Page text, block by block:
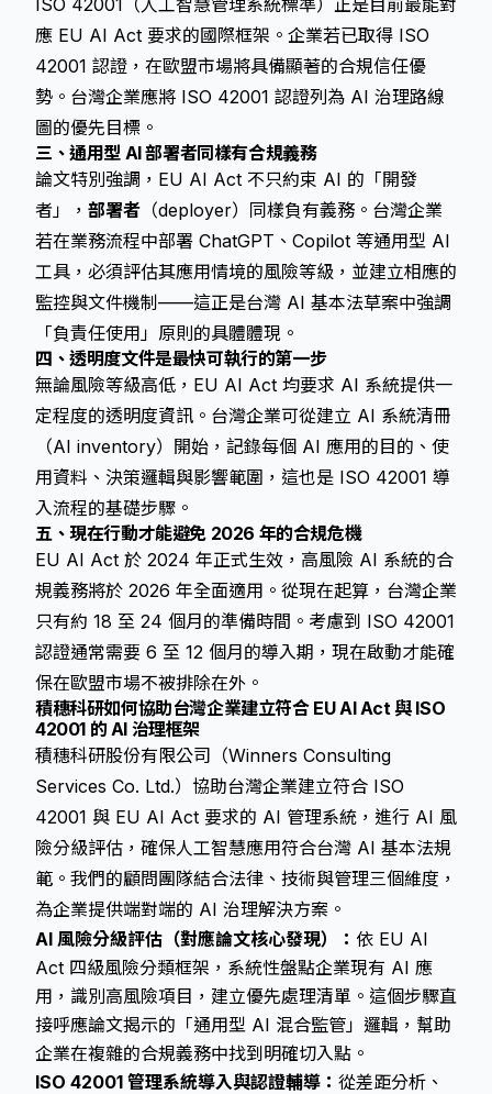
ISO 42001（人工智慧管理系統標準）正是目前最能對
應 EU AI Act 要求的國際框架。企業若已取得 ISO
42001 認證，在歐盟市場將具備顯著的合規信任優
勢。台灣企業應將 ISO 42001 認證列為 AI 治理路線
圖的優先目標。
三、通用型 AI 部署者同樣有合規義務
論文特別強調，EU AI Act 不只約束 AI 的「開發
者」， 部署者 （deployer）同樣負有義務。台灣企業
若在業務流程中部署 ChatGPT、Copilot 等通用型 AI
工具，必須評估其應用情境的風險等級，並建立相應的
監控與文件機制——這正是台灣 AI 基本法草案中強調
「負責任使用」原則的具體體現。
四、透明度文件是最快可執行的第一步
無論風險等級高低，EU AI Act 均要求 AI 系統提供一
定程度的透明度資訊。台灣企業可從建立 AI 系統清冊
（AI inventory）開始，記錄每個 AI 應用的目的、使
用資料、決策邏輯與影響範圍，這也是 ISO 42001 導
入流程的基礎步驟。
五、現在行動才能避免 2026 年的合規危機
EU AI Act 於 2024 年正式生效，高風險 AI 系統的合
規義務將於 2026 年全面適用。從現在起算，台灣企業
只有約 18 至 24 個月的準備時間。考慮到 ISO 42001
認證通常需要 6 至 12 個月的導入期，現在啟動才能確
保在歐盟市場不被排除在外。
積穗科研如何協助台灣企業建立符合 EU AI Act 與 ISO
42001 的 AI 治理框架
積穗科研股份有限公司（Winners Consulting
Services Co. Ltd.）協助台灣企業建立符合 ISO
42001 與 EU AI Act 要求的 AI 管理系統，進行 AI 風
險分級評估，確保人工智慧應用符合台灣 AI 基本法規
範。我們的顧問團隊結合法律、技術與管理三個維度，
為企業提供端對端的 AI 治理解決方案。
AI 風險分級評估（對應論文核心發現）： 依 EU AI
Act 四級風險分類框架，系統性盤點企業現有 AI 應
用，識別高風險項目，建立優先處理清單。這個步驟直
接呼應論文揭示的「通用型 AI 混合監管」邏輯，幫助
企業在複雜的合規義務中找到明確切入點。
ISO 42001 管理系統導入與認證輔導： 從差距分析、